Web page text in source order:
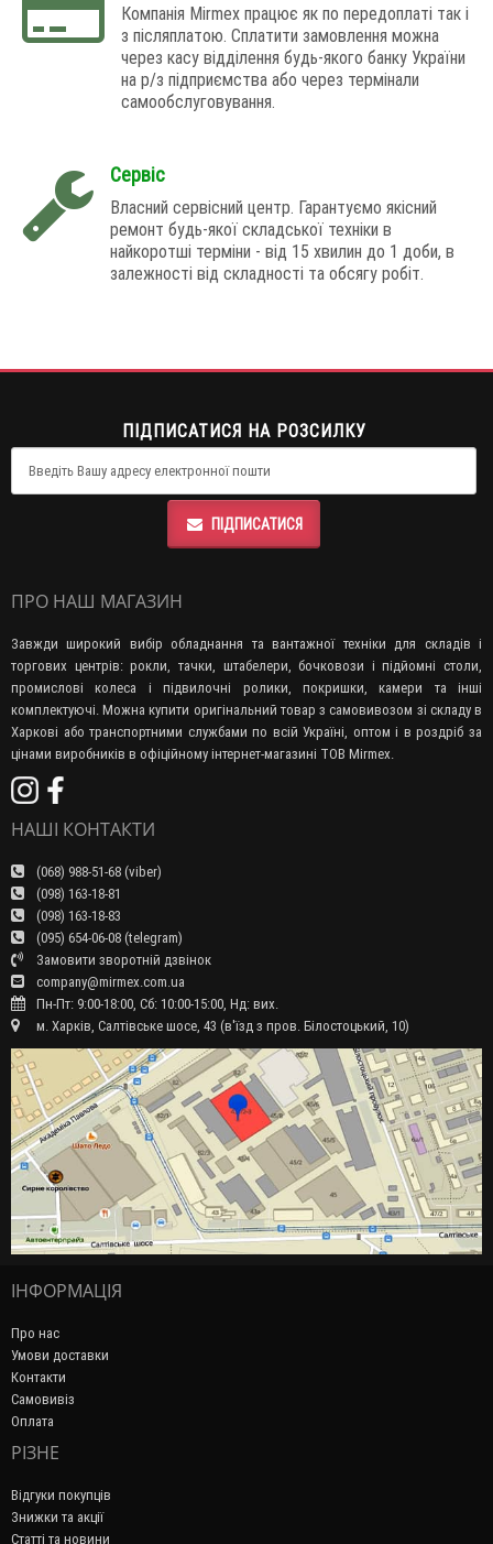
Компанія Mirmex працює як по передоплаті так і
з післяплатою. Сплатити замовлення можна
через касу відділення будь-якого банку України
на р/з підприємства або через термінали
самообслуговування.
Сервіс
Власний сервісний центр. Гарантуємо якісний
ремонт будь-якої складської техніки в
найкоротші терміни - від 15 хвилин до 1 доби, в
залежності від складності та обсягу робіт.
ПІДПИСАТИСЯ НА РОЗСИЛКУ
ПІДПИСАТИСЯ
ПРО НАШ МАГАЗИН
Завжди широкий вибір обладнання та вантажної техніки для складів і
торгових центрів: рокли, тачки, штабелери, бочковози і підйомні столи,
промислові колеса і підвилочні ролики, покришки, камери та інші
комплектуючі. Можна купити оригінальний товар з самовивозом зі складу в
Харкові або транспортними службами по всій Україні, оптом і в роздріб за
цінами виробників в офіційному інтернет-магазині ТОВ Mirmex.
НАШІ КОНТАКТИ
(068) 988-51-68 (viber)
(098) 163-18-81
(098) 163-18-83
(095) 654-06-08 (telegram)
Замовити зворотній дзвінок
company@mirmex.com.ua
Пн-Пт: 9:00-18:00, Сб: 10:00-15:00, Нд: вих.
м. Харків, Салтівське шосе, 43 (в'їзд з пров. Білостоцький, 10)
ІНФОРМАЦІЯ
Про нас
Умови доставки
Контакти
Самовивіз
Оплата
РІЗНЕ
Відгуки покупців
Знижки та акції
Статті та новини